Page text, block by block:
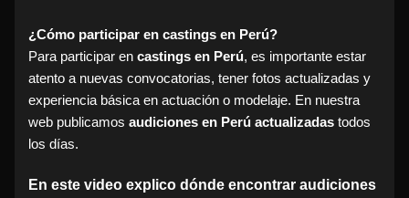
¿Cómo participar en castings en Perú?
Para participar en castings en Perú, es importante estar
atento a nuevas convocatorias, tener fotos actualizadas y
experiencia básica en actuación o modelaje. En nuestra
web publicamos audiciones en Perú actualizadas todos
los días.
En este video explico dónde encontrar audiciones